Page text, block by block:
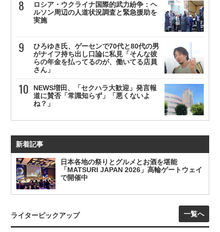
ロシア・ウクライナ国際的武力紛争：ヘ
ルソン周辺の人道状況調査と緊急援助を
実施
ひろゆき氏、ゲーセンで70代と80代の男
がナイフ持ち出し口論に私見「そんな彼
らの年金を払ってるのが、働いてる店員
さん」
NEWS増田、「セクハラ大歓迎」発言報
道に賛否「常識知らず」「悪くないよ
ね？」
新着記事
日本各地の祭りとグルメとお酒を堪能
「MATSURI JAPAN 2026」高輪ゲートウェイ
で開催中
ライターピックアップ 一覧へ